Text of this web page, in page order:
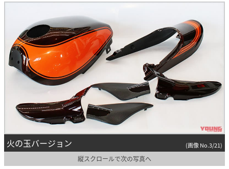
火の玉バージョン (画像 No.3/21)
縦スクロールで次の写真へ